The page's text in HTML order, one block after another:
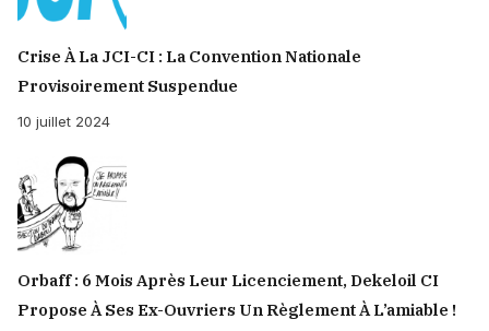
Crise À La JCI-CI : La Convention Nationale
Provisoirement Suspendue
10 juillet 2024
Orbaff : 6 Mois Après Leur Licenciement, Dekeloil CI
Propose À Ses Ex-Ouvriers Un Règlement À L’amiable !